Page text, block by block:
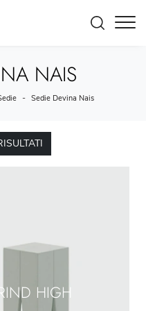
NAIS
- Sedie Devina Nais
HIGH